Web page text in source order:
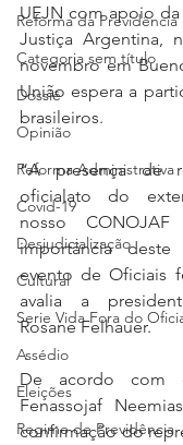
Reforma da Previdência
Categoria sem título
Dossiê
Opinião
Reforma Administrativa
Covid-19
Desjudicialização
Cultural
Serie Vida Fora do
Assédio
Eleições
Regime de Previdência
UEJN com apoio
Justiça Argentina,
novembro em
União espera a
brasileiros.
“A presença de
oficialato do
nosso
importância
evento de Oficiais
avalia a
Rosane Felhauer.
De acordo com
Fenassojaf
confirmação do